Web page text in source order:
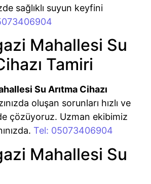
sağlıklı suyun keyfini
Mahallesi Su
Tamiri
Su Arıtma Cihazı
oluşan sorunları hızlı ve
çözüyoruz. Uzman ekibimiz
Tel: 05073406904
Mahallesi Su